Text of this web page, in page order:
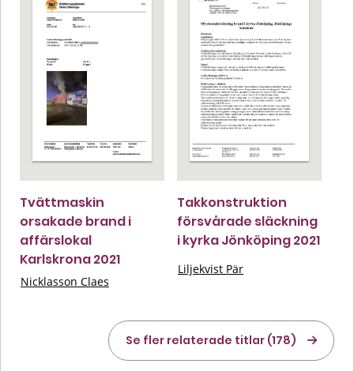
Tvättmaskin
orsakade brand i
affärslokal
Karlskrona 2021
Nicklasson Claes
Takkonstruktion
försvårade släckning
i kyrka Jönköping 2021
Liljekvist Pär
Se fler relaterade titlar (178)